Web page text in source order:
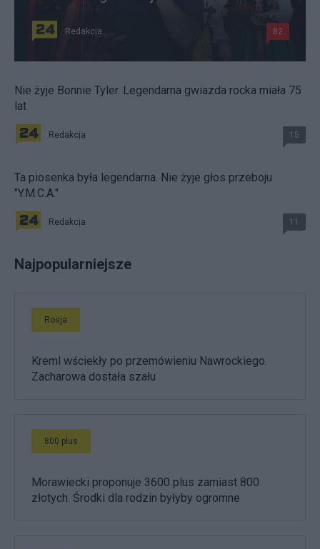
Redakcja 82
Nie żyje Bonnie Tyler. Legendarna gwiazda rocka miała 75
lat
Redakcja 15
Ta piosenka była legendarna. Nie żyje głos przeboju
"Y.M.C.A."
Redakcja 11
Najpopularniejsze
Rosja
Kreml wściekły po przemówieniu Nawrockiego.
Zacharowa dostała szału
800 plus
Morawiecki proponuje 3600 plus zamiast 800
złotych. Środki dla rodzin byłyby ogromne